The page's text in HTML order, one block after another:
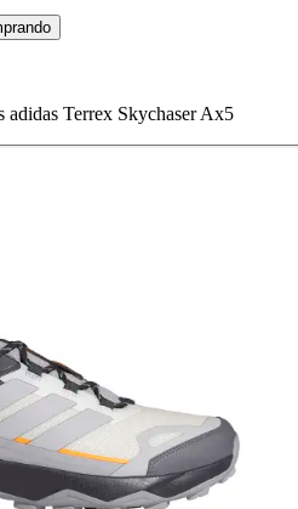
adidas Terrex Skychaser Ax5